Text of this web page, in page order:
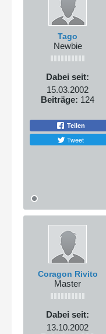
Tago
Newbie
Dabei seit:
15.03.2002
Beiträge: 124
Teilen
Tweet
Coragon Rivito
Master
Dabei seit:
13.10.2002